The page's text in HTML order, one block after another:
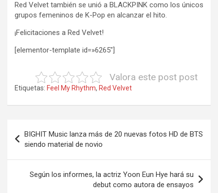
Red Velvet también se unió a BLACKPINK como los únicos
grupos femeninos de K-Pop en alcanzar el hito.
¡Felicitaciones a Red Velvet!
[elementor-template id=»6265″]
Valora este post post
Etiquetas: Feel My Rhythm, Red Velvet
de
entradas
BIGHIT Music lanza más de 20 nuevas fotos HD de BTS
siendo material de novio
Según los informes, la actriz Yoon Eun Hye hará su
debut como autora de ensayos